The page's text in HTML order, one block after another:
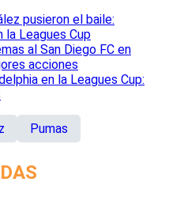
pusieron el baile:
la Leagues Cup
al San Diego FC en
acciones
en la Leagues Cup:
Pumas